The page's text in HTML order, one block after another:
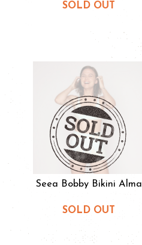
SOLD OUT
Seea Bobby Bikini Alma
SOLD OUT